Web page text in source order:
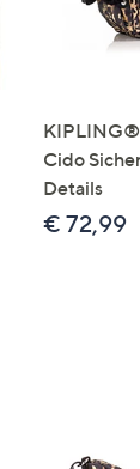
Cido
Details
€ 72,99